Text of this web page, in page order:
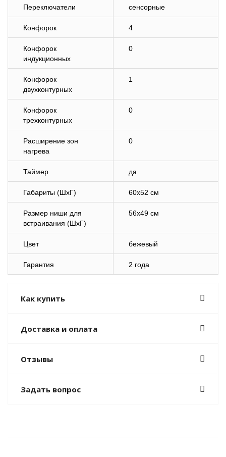
Переключатели сенсорные
Конфорок 4
Конфорок
индукционных
0
Конфорок
двухконтурных
1
Конфорок
трехконтурных
0
Расширение зон
нагрева
0
Таймер да
Габариты (ШхГ) 60х52 см
Размер ниши для
встраивания (ШхГ)
56х49 см
Цвет бежевый
Гарантия 2 года
Как купить
Доставка и оплата
Отзывы
Задать вопрос